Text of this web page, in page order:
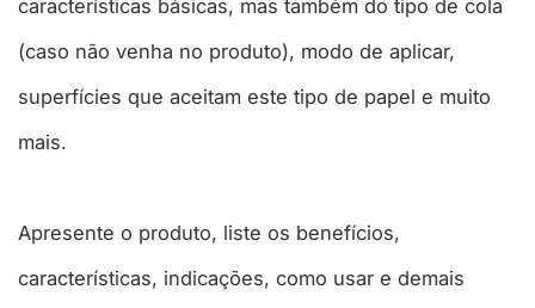
características básicas, mas também do tipo de cola
(caso não venha no produto), modo de aplicar,
superfícies que aceitam este tipo de papel e muito
mais.
Apresente o produto, liste os benefícios,
características, indicações, como usar e demais